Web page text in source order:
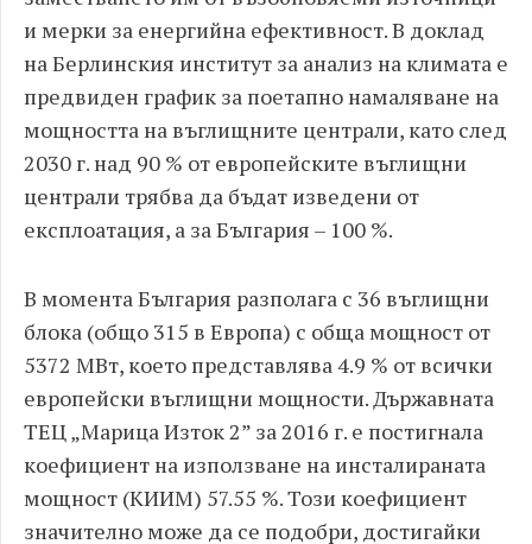
и мерки за енергийна ефективност. В доклад
на Берлинския институт за анализ на климата е
предвиден график за поетапно намаляване на
мощността на въглищните централи, като след
2030 г. над 90 % от европейските въглищни
централи трябва да бъдат изведени от
експлоатация, а за България – 100 %.
В момента България разполага с 36 въглищни
блока (общо 315 в Европа) с обща мощност от
5372 МВт, което представлява 4.9 % от всички
европейски въглищни мощности. Държавната
ТЕЦ „Марица Изток 2” за 2016 г. е постигнала
коефициент на използване на инсталираната
мощност (КИИМ) 57.55 %. Този коефициент
значително може да се подобри, достигайки